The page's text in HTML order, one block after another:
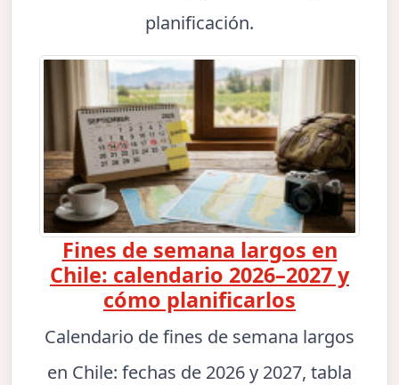
planificación.
Fines de semana largos en
Chile: calendario 2026–2027 y
cómo planificarlos
Calendario de fines de semana largos
en Chile: fechas de 2026 y 2027, tabla